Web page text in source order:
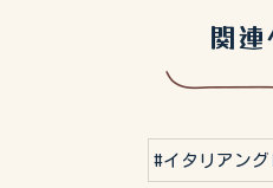
関
#イタリアン